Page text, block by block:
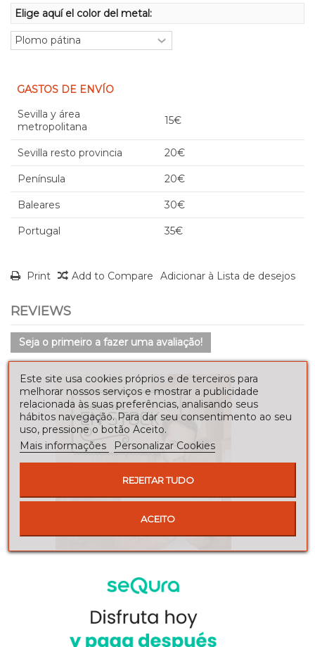
Elige aquí el color del metal:
GASTOS DE ENVÍO
Sevilla y área
metropolitana
15€
Sevilla resto provincia 20€
Península 20€
Baleares 30€
Portugal 35€
Print Add to Compare Adicionar à Lista de desejos
REVIEWS
Seja o primeiro a fazer uma avaliação!
Este site usa cookies próprios e de terceiros para
melhorar nossos serviços e mostrar a publicidade
relacionada às suas preferências, analisando seus
hábitos navegação. Para dar seu consentimento ao seu
uso, pressione o botão Aceito.
Mais informações
Personalizar Cookies
REJEITAR TUDO
ACEITO